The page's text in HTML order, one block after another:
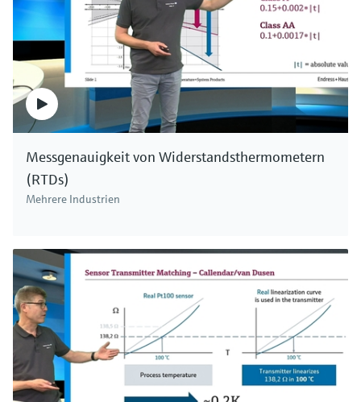
ermöglichen die Messung des Drucks und
Füllstandes in Standardapplikationen wie auch
in Applikationen mit hoher Temperatur und
hohem Druck sowie in korrosiven und abrasiven
Medien. Wir haben für jede Anwendung die
geeignete Lösung. Endress+Hauser.
Messgenauigkeit von Widerstandsthermometern
(RTDs)
Mehrere Industrien